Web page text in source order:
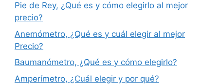
Pie de Rey, ¿Qué es y cómo elegirlo al mejor
precio?
Anemómetro, ¿Qué es y cuál elegir al mejor
Precio?
Baumanómetro, ¿Qué es y cómo elegirlo?
Amperímetro, ¿Cuál elegir y por qué?